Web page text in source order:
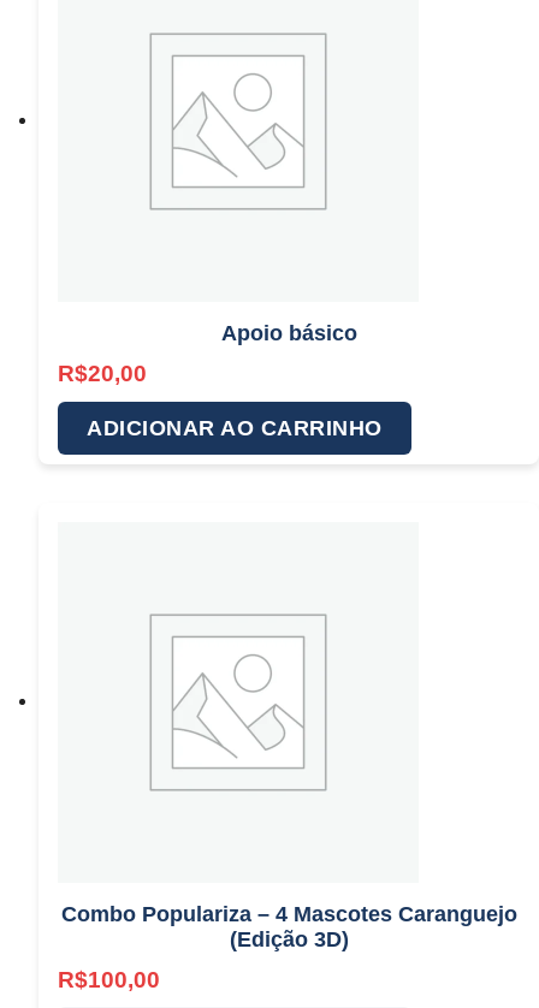
Apoio básico
R$20,00
ADICIONAR AO CARRINHO
Combo Populariza – 4 Mascotes Caranguejo
(Edição 3D)
R$100,00